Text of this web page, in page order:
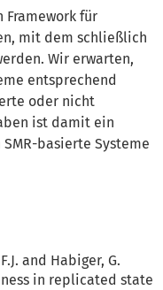
für
mit dem schließlich
Wir erwarten,
entsprechend
oder nicht
ist damit ein
basierte Systeme
and Habiger, G.
in replicated state